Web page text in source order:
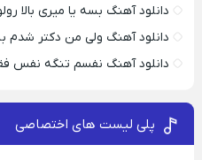
دانلود آهنگ بسه یا میری بالا
دانلود آهنگ ولی من دکتر شدم
دانلود آهنگ نفسم تنگه نفس
پلی لیست های اختصاصی